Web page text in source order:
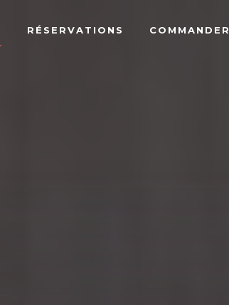
RÉSERVATIONS COMMANDER